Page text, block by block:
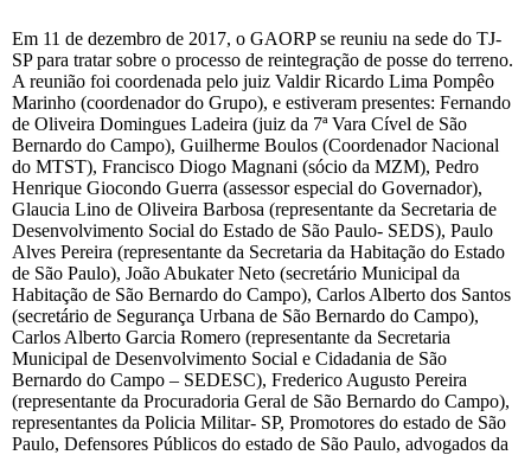
Em 11 de dezembro de 2017, o GAORP se reuniu na sede do TJ-
SP para tratar sobre o processo de reintegração de posse do terreno.
A reunião foi coordenada pelo juiz Valdir Ricardo Lima Pompêo
Marinho (coordenador do Grupo), e estiveram presentes: Fernando
de Oliveira Domingues Ladeira (juiz da 7ª Vara Cível de São
Bernardo do Campo), Guilherme Boulos (Coordenador Nacional
do MTST), Francisco Diogo Magnani (sócio da MZM), Pedro
Henrique Giocondo Guerra (assessor especial do Governador),
Glaucia Lino de Oliveira Barbosa (representante da Secretaria de
Desenvolvimento Social do Estado de São Paulo- SEDS), Paulo
Alves Pereira (representante da Secretaria da Habitação do Estado
de São Paulo), João Abukater Neto (secretário Municipal da
Habitação de São Bernardo do Campo), Carlos Alberto dos Santos
(secretário de Segurança Urbana de São Bernardo do Campo),
Carlos Alberto Garcia Romero (representante da Secretaria
Municipal de Desenvolvimento Social e Cidadania de São
Bernardo do Campo – SEDESC), Frederico Augusto Pereira
(representante da Procuradoria Geral de São Bernardo do Campo),
representantes da Policia Militar- SP, Promotores do estado de São
Paulo, Defensores Públicos do estado de São Paulo, advogados da